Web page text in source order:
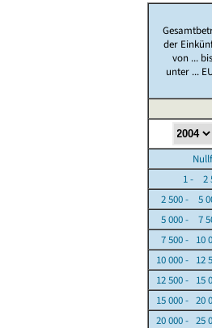
der
von ...
unter ...
1 - 2
2 500 - 5
5 000 - 7
7 500 - 10
10 000 - 12
12 500 - 15
15 000 - 20
20 000 - 25